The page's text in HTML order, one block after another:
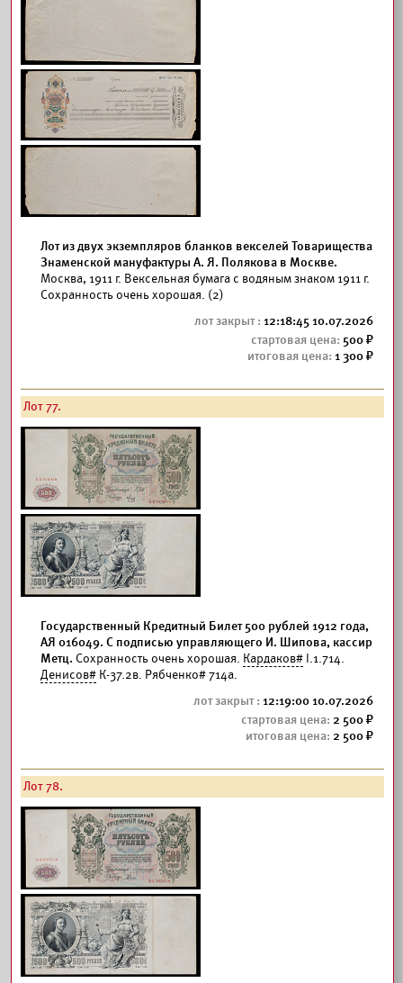
Лот из двух экземпляров бланков векселей Товарищества
Знаменской мануфактуры А. Я. Полякова в Москве.
Москва, 1911 г. Вексельная бумага с водяным знаком 1911 г.
Сохранность очень хорошая. (2)
12:18:45 10.07.2026
500
1 300
Лот 77.
Государственный Кредитный Билет 500 рублей 1912 года,
АЯ 016049. С подписью управляющего И. Шипова, кассир
Метц. Сохранность очень хорошая. Кардаков# I.1.714.
Денисов# К-37.2в. Рябченко# 714а.
12:19:00 10.07.2026
2 500
2 500
Лот 78.